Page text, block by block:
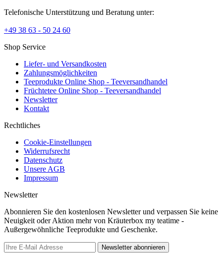
Telefonische Unterstützung und Beratung unter:
+49 38 63 - 50 24 60
Shop Service
Liefer- und Versandkosten
Zahlungsmöglichkeiten
Teeprodukte Online Shop - Teeversandhandel
Früchtetee Online Shop - Teeversandhandel
Newsletter
Kontakt
Rechtliches
Cookie-Einstellungen
Widerrufsrecht
Datenschutz
Unsere AGB
Impressum
Newsletter
Abonnieren Sie den kostenlosen Newsletter und verpassen Sie keine
Neuigkeit oder Aktion mehr von Kräuterbox my teatime -
Außergewöhnliche Teeprodukte und Geschenke.
Newsletter abonnieren